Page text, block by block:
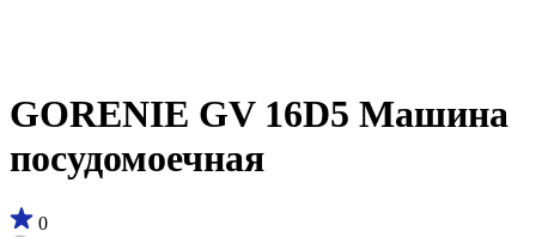
GORENIE GV 16D5 Машина
посудомоечная
0